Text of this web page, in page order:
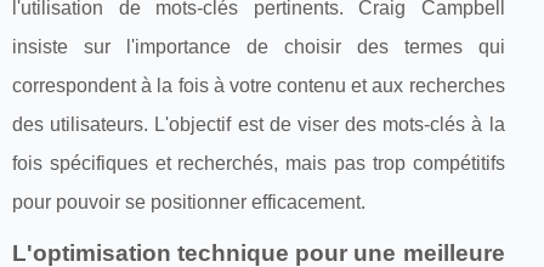
l'utilisation de mots-clés pertinents. Craig Campbell
insiste sur l'importance de choisir des termes qui
correspondent à la fois à votre contenu et aux recherches
des utilisateurs. L'objectif est de viser des mots-clés à la
fois spécifiques et recherchés, mais pas trop compétitifs
pour pouvoir se positionner efficacement.
L'optimisation technique pour une meilleure